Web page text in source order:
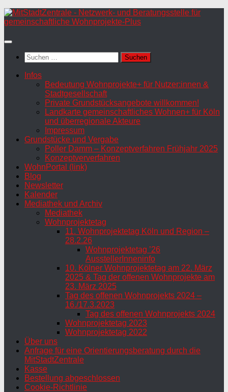
Zum
Inhalt
Suchen
nach:
Infos
Bedeutung Wohnprojekte+ für Nutzer:innen &
Stadtgesellschaft
Private Grundstücksangebote willkommen!
Landkarte gemeinschaftliches Wohnen+ für Köln
und überregionale Akteure
Impressum
Grundstücke und Vergabe
Poller Damm – Konzeptverfahren Frühjahr 2025
Konzeptververfahren
WohnPortal (link)
Blog
Newsletter
Kalender
Mediathek und Archiv
Mediathek
Wohnprojektetag
11. Wohnprojektetag Köln und Region –
28.2.26
Wohnprojektetag ’26
AusstellerInneninfo
10. Kölner Wohnprojektetag am 22. März
2025 & Tag der offenen Wohnprojekte am
23. März 2025
Tag des offenen Wohnprojekts 2024 –
16./17.3.2023
Tag des offenen Wohnprojekts 2024
Wohnprojektetag 2023
Wohnprojektetag 2022
Über uns
Anfrage für eine Orientierungsberatung durch die
MitStadtZentrale
Kasse
Bestellung abgeschlossen
Cookie-Richtlinie